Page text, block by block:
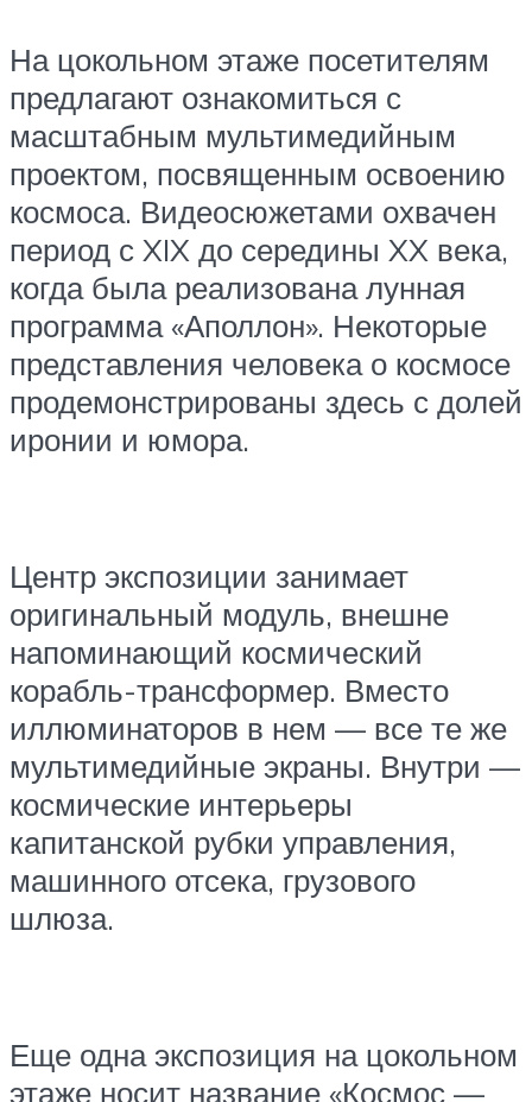
На цокольном этаже посетителям
предлагают ознакомиться с
масштабным мультимедийным
проектом, посвященным освоению
космоса. Видеосюжетами охвачен
период с XIX до середины XX века,
когда была реализована лунная
программа «Аполлон». Некоторые
представления человека о космосе
продемонстрированы здесь с долей
иронии и юмора.
Центр экспозиции занимает
оригинальный модуль, внешне
напоминающий космический
корабль-трансформер. Вместо
иллюминаторов в нем — все те же
мультимедийные экраны. Внутри —
космические интерьеры
капитанской рубки управления,
машинного отсека, грузового
шлюза.
Еще одна экспозиция на цокольном
этаже носит название «Космос —